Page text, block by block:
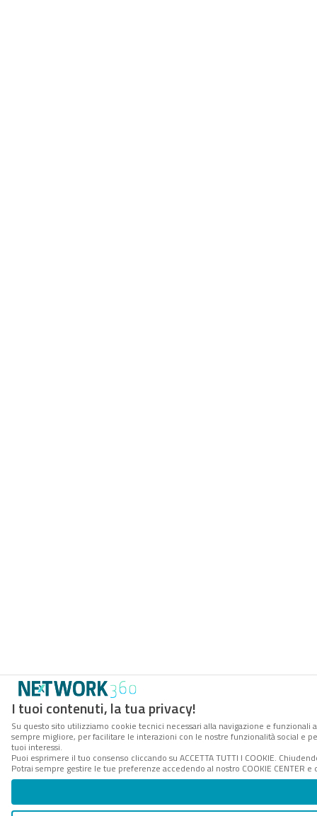
I tuoi contenuti, la tua privacy!
Su questo sito utilizziamo cookie tecnici necessari alla navigazione e
sempre migliore, per facilitare le interazioni con le nostre funzionalità social e
tuoi interessi.
Puoi esprimere il tuo consenso cliccando su ACCETTA TUTTI I COOKIE.
Potrai sempre gestire le tue preferenze accedendo al nostro COOKIE